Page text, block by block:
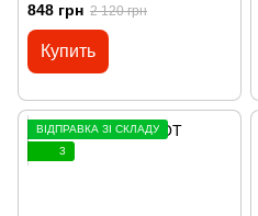
848 грн 2 120 грн
Купить
ВІДПРАВКА ЗІ СКЛАДУ
3